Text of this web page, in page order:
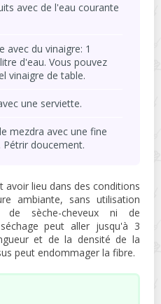
avec de l'eau courante
avec du vinaigre: 1
d'eau. Vous pouvez
vinaigre de table.
une serviette.
mezdra avec une fine
Pétrir doucement.
avoir lieu dans des conditions
ambiante, sans utilisation
de sèche-cheveux ni de
peut aller jusqu'à 3
et de la densité de la
peut endommager la fibre.